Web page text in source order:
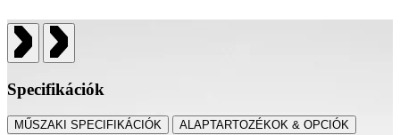
Specifikációk
MŰSZAKI SPECIFIKÁCIÓK ALAPTARTOZÉKOK & OPCIÓK